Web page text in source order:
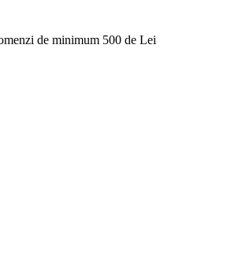
de minimum 500 de Lei